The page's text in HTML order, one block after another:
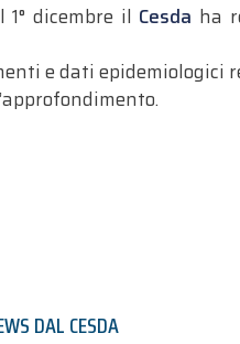
dicembre il Cesda ha
e dati
DAL CESDA